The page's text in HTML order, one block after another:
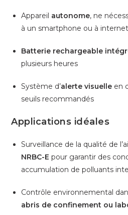
Appareil autonome, ne
à un smartphone ou à internet
Batterie rechargeable
plusieurs heures
Système d’alerte visuelle en
seuils recommandés
Applications idéales
Surveillance de la qualité de
NRBC-E pour garantir des
accumulation de polluants
Contrôle environnemental
abris de confinement ou